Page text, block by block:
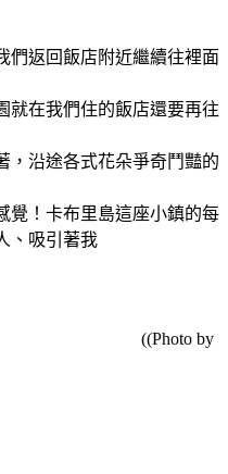
們返回飯店附近繼續往裡面
就在我們住的飯店還要再往
，沿途各式花朵爭奇鬥豔的
覺！卡布里島這座小鎮的每
、吸引著我
by